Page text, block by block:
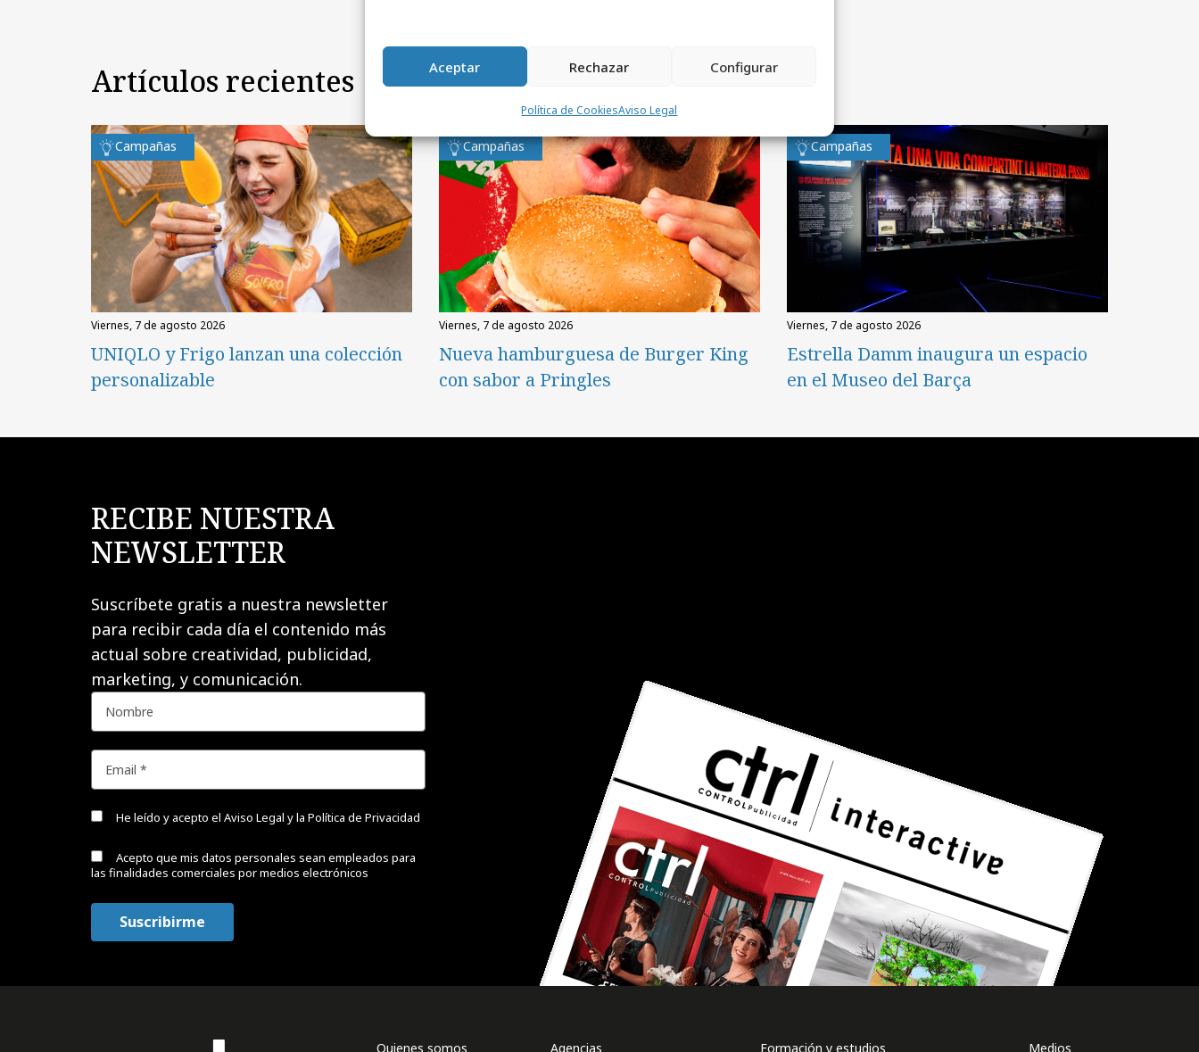
Aceptar Rechazar Configurar
Política de CookiesAviso Legal
Artículos recientes
Campañas
viernes, 7 de agosto 2026
UNIQLO y Frigo lanzan una colección
personalizable
Campañas
viernes, 7 de agosto 2026
Nueva hamburguesa de Burger King
con sabor a Pringles
Campañas
viernes, 7 de agosto 2026
Estrella Damm inaugura un espacio
en el Museo del Barça
RECIBE NUESTRA
NEWSLETTER
Suscríbete gratis a nuestra newsletter
para recibir cada día el contenido más
actual sobre creatividad, publicidad,
marketing, y comunicación.
He leído y acepto el Aviso Legal y la Política de Privacidad
Acepto que mis datos personales sean empleados para
las finalidades comerciales por medios electrónicos
Quienes somos Agencias Formación y estudios Medios